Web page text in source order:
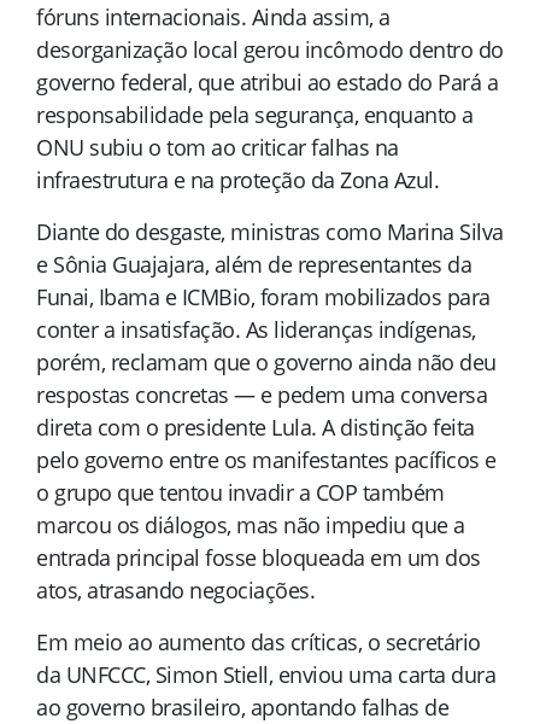
fóruns internacionais. Ainda assim, a
desorganização local gerou incômodo dentro do
governo federal, que atribui ao estado do Pará a
responsabilidade pela segurança, enquanto a
ONU subiu o tom ao criticar falhas na
infraestrutura e na proteção da Zona Azul.
Diante do desgaste, ministras como Marina Silva
e Sônia Guajajara, além de representantes da
Funai, Ibama e ICMBio, foram mobilizados para
conter a insatisfação. As lideranças indígenas,
porém, reclamam que o governo ainda não deu
respostas concretas — e pedem uma conversa
direta com o presidente Lula. A distinção feita
pelo governo entre os manifestantes pacíficos e
o grupo que tentou invadir a COP também
marcou os diálogos, mas não impediu que a
entrada principal fosse bloqueada em um dos
atos, atrasando negociações.
Em meio ao aumento das críticas, o secretário
da UNFCCC, Simon Stiell, enviou uma carta dura
ao governo brasileiro, apontando falhas de